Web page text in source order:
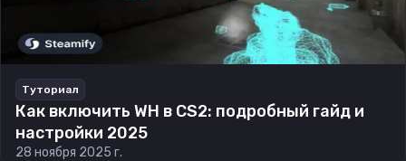
Туториал
Как включить WH в CS2: подробный гайд и
настройки 2025
28 ноября 2025 г.